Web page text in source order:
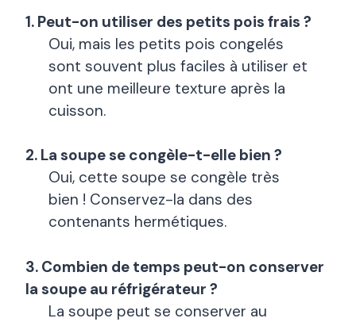
1. Peut-on utiliser des petits pois frais ?
Oui, mais les petits pois congelés
sont souvent plus faciles à utiliser et
ont une meilleure texture après la
cuisson.
2. La soupe se congèle-t-elle bien ?
Oui, cette soupe se congèle très
bien ! Conservez-la dans des
contenants hermétiques.
3. Combien de temps peut-on conserver
la soupe au réfrigérateur ?
La soupe peut se conserver au